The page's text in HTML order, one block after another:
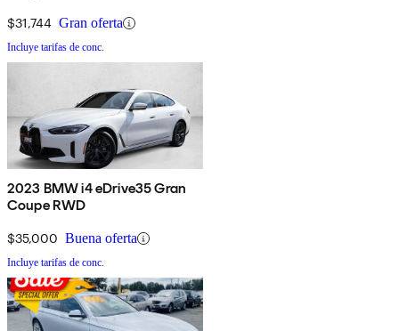
$31,744 Gran oferta
Incluye tarifas de conc.
2023 BMW i4 eDrive35 Gran
Coupe RWD
$35,000 Buena oferta
Incluye tarifas de conc.